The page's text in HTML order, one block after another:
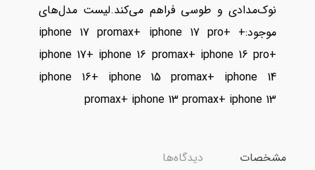
نوک‌مدادی و طوسی فراهم می‌کند.لیست مدل‌های
موجود:+ iphone 17 promax+ iphone 17 pro+
iphone 17+ iphone 16 promax+ iphone 16 pro+
iphone 16+ iphone 15 promax+ iphone 14
promax+ iphone 13 promax+ iphone 13
مشخصات دیدگاه‌ها